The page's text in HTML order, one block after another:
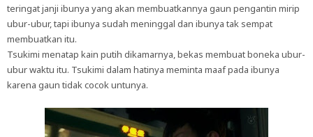
teringat janji ibunya yang akan membuatkannya gaun pengantin mirip
ubur-ubur, tapi ibunya sudah meninggal dan ibunya tak sempat
membuatkan itu.
Tsukimi menatap kain putih dikamarnya, bekas membuat boneka ubur-
ubur waktu itu. Tsukimi dalam hatinya meminta maaf pada ibunya
karena gaun tidak cocok untunya.